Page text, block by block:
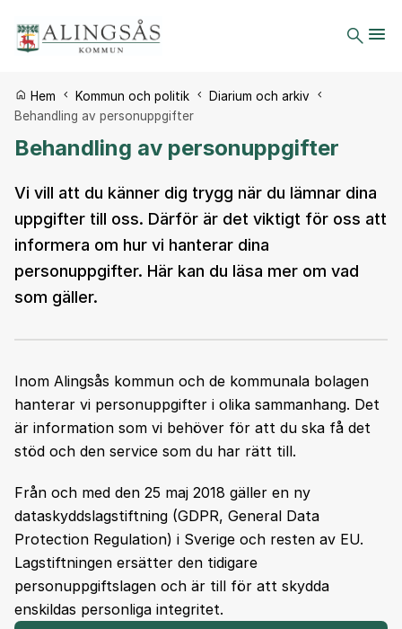
Du är här:
Hem Kommun och politik
Diarium och arkiv
Behandling av personuppgifter
Behandling av personuppgifter
Vi vill att du känner dig trygg när du lämnar dina
uppgifter till oss. Därför är det viktigt för oss att
informera om hur vi hanterar dina
personuppgifter. Här kan du läsa mer om vad
som gäller.
Inom Alingsås kommun och de kommunala bolagen
hanterar vi personuppgifter i olika sammanhang. Det
är information som vi behöver för att du ska få det
stöd och den service som du har rätt till.
Från och med den 25 maj 2018 gäller en ny
dataskyddslagstiftning (GDPR, General Data
Protection Regulation) i Sverige och resten av EU.
Lagstiftningen ersätter den tidigare
personuppgiftslagen och är till för att skydda
enskildas personliga integritet.